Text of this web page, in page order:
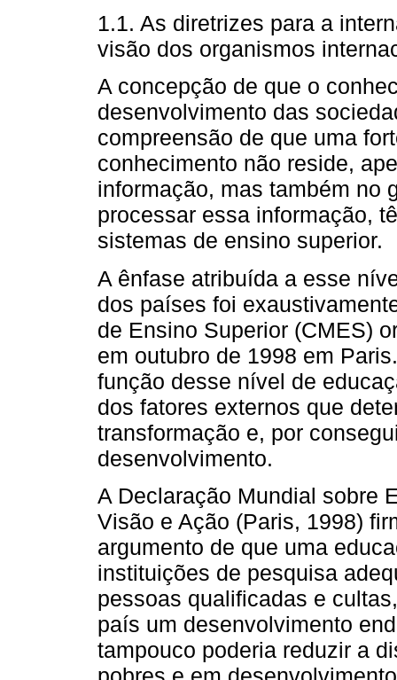
1.1. As diretrizes para a
visão dos organismos
A concepção de que o
desenvolvimento das
compreensão de que uma
conhecimento não reside,
informação, mas também no
processar essa informação,
sistemas de ensino superior.
A ênfase atribuída a esse
dos países foi
de Ensino Superior (CMES)
em outubro de 1998 em
função desse nível de
dos fatores externos que
transformação e, por
desenvolvimento.
A Declaração Mundial sobre
Visão e Ação (Paris, 1998)
argumento de que uma
instituições de pesquisa
pessoas qualificadas e
país um desenvolvimento
tampouco poderia reduzir a